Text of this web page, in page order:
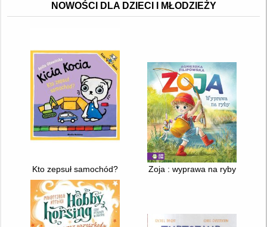
NOWOŚCI DLA DZIECI I MŁODZIEŻY
Kto zepsuł samochód? Zoja : wyprawa na ryby